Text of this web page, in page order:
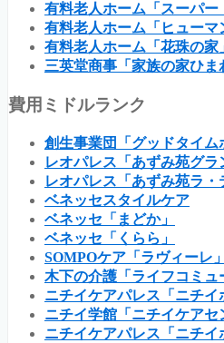
有料老人ホーム「スーパー
有料老人ホーム「ヒューマ
有料老人ホーム「花珠の家
三英堂商事「家族の家ひま
費用ミドルランク
創生事業団「グッドタイム
レオパレス「あずみ苑グラ
レオパレス「あずみ苑ラ・
ベネッセスタイルケア
ベネッセ「まどか」
ベネッセ「くらら」
SOMPOケア「ラヴィーレ」
木下の介護「ライフコミュ
ニチイケアパレス「ニチイ
ニチイ学館「ニチイケアセ
ニチイケアパレス「ニチイ